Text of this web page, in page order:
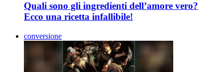
Quali sono gli ingredienti dell’amore vero?
Ecco una ricetta infallibile!
conversione